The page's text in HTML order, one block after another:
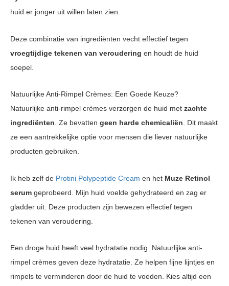
huid er jonger uit willen laten zien.
Deze combinatie van ingrediënten vecht effectief tegen
vroegtijdige tekenen van veroudering en houdt de huid
soepel.
Natuurlijke Anti-Rimpel Crèmes: Een Goede Keuze?
Natuurlijke anti-rimpel crèmes verzorgen de huid met zachte
ingrediënten . Ze bevatten geen harde chemicaliën . Dit maakt
ze een aantrekkelijke optie voor mensen die liever natuurlijke
producten gebruiken.
Ik heb zelf de Protini Polypeptide Cream en het Muze Retinol
serum geprobeerd. Mijn huid voelde gehydrateerd en zag er
gladder uit. Deze producten zijn bewezen effectief tegen
tekenen van veroudering.
Een droge huid heeft veel hydratatie nodig. Natuurlijke anti-
rimpel crèmes geven deze hydratatie. Ze helpen fijne lijntjes en
rimpels te verminderen door de huid te voeden. Kies altijd een